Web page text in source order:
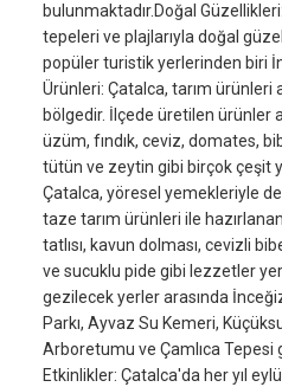
bulunmaktadır.Doğal
tepeleri ve plajlarıyla doğal
popüler turistik yerlerinden biri
Ürünleri: Çatalca, tarım ürünleri
bölgedir. İlçede üretilen ürünler
üzüm, fındık, ceviz, domates,
tütün ve zeytin gibi birçok çeşit
Çatalca, yöresel yemekleriyle
taze tarım ürünleri ile
tatlısı, kavun dolması, cevizli
ve sucuklu pide gibi lezzetler yer
gezilecek yerler arasında
Parkı, Ayvaz Su Kemeri,
Arboretumu ve Çamlıca Tepesi
Etkinlikler: Çatalca'da her yıl